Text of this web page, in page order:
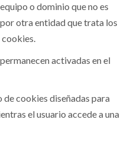
o dominio que no es
otra entidad que trata los
activadas en el
de cookies diseñadas para
el usuario accede a una